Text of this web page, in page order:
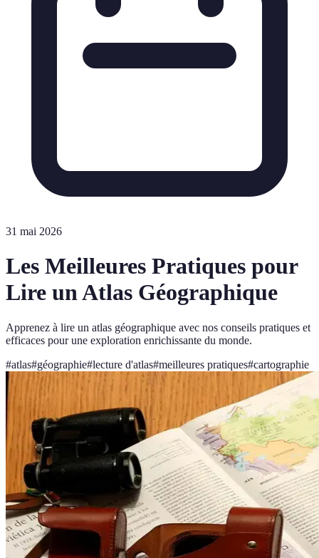
31 mai 2026
Les Meilleures Pratiques pour
Lire un Atlas Géographique
Apprenez à lire un atlas géographique avec nos conseils pratiques et
efficaces pour une exploration enrichissante du monde.
#atlas#géographie#lecture d'atlas#meilleures pratiques#cartographie